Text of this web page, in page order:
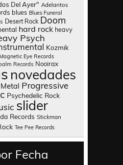
Del Ayer" Adelantos
blues Blues Funeral
Desert Rock Doom
hard rock heavy
Psych
Kozmik
Magnetic Eye Records
Records Nooirax
novedades
Progressive
Psychedelic Rock
slider
Records Stickman
Tee Pee Records
Fecha